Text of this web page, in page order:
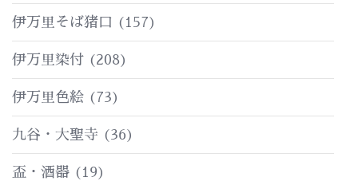
伊万里そば猪口 (157)
伊万里染付 (208)
伊万里色絵 (73)
九谷・大聖寺 (36)
盃・酒器 (19)